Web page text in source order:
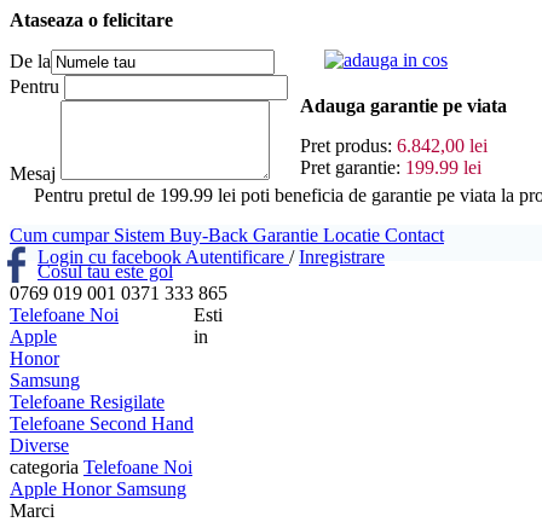
Ataseaza o felicitare
De la
Pentru
Mesaj
adauga in cos
Adauga garantie pe viata
Pentru pretul de 199.99 lei poti beneficia de garantie pe viata la
Pret produs: 6.842,00 lei
Pret garantie: 199.99 lei
Cum cumpar Sistem Buy-Back Garantie Locatie Contact
Login cu facebook Autentificare /Inregistrare
Cosul tau este gol
0769 019 001 0371 333 865
Telefoane Noi
Apple
Honor
Samsung
Telefoane Resigilate
Telefoane Second Hand
Diverse
Esti
in
categoria Telefoane Noi
Apple Honor Samsung
Marci